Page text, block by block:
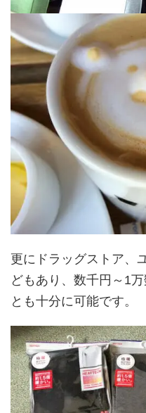
更にドラッグストア、
どもあり、数千円～1
とも十分に可能です。